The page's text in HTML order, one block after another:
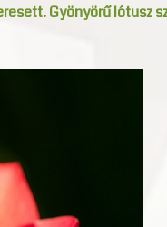
Gyönyörű lótusz